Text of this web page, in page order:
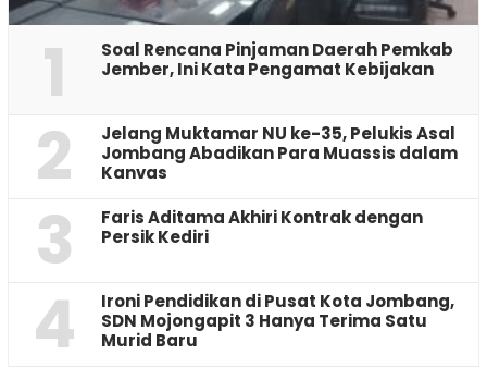
1
‎Soal Rencana Pinjaman Daerah Pemkab
Jember, Ini Kata Pengamat Kebijakan ‎
2
Jelang Muktamar NU ke-35, Pelukis Asal
Jombang Abadikan Para Muassis dalam
Kanvas
3
Faris Aditama Akhiri Kontrak dengan
Persik Kediri
4
Ironi Pendidikan di Pusat Kota Jombang,
SDN Mojongapit 3 Hanya Terima Satu
Murid Baru